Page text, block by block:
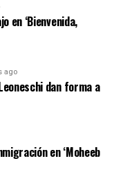
en ‘Bienvenida,
ago
dan forma a
en ‘Moheeb